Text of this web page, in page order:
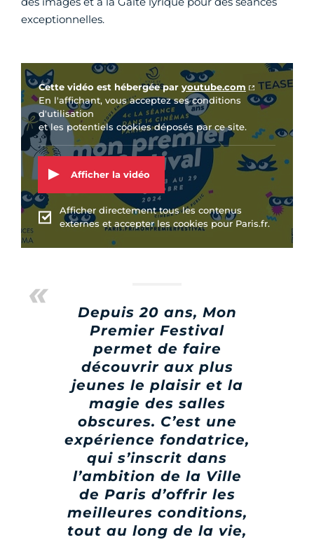
exceptionnelles.
Vidéo Youtube
Cette vidéo est hébergée par youtube.com
En l'affichant, vous acceptez ses conditions
d'utilisation
et les potentiels cookies déposés par ce site.
Afficher la vidéo
Afficher directement tous les contenus
externes et accepter les cookies pour Paris.fr.
Depuis 20 ans, Mon
Premier Festival
permet de faire
découvrir aux plus
jeunes le plaisir et la
magie des salles
obscures. C’est une
expérience fondatrice,
qui s’inscrit dans
l’ambition de la Ville
de Paris d’offrir les
meilleures conditions,
tout au long de la vie,